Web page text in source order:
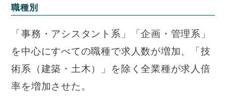
職種別
「事務・アシスタント系」「企画・管理系」
を中心にすべての職種で求人数が増加、「技
術系（建築・土木）」を除く全業種が求人倍
率を増加させた。